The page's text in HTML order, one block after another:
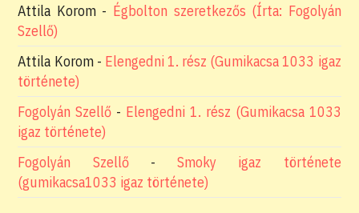
Attila Korom- Égbolton szeretkezős (Írta: Fogolyán
Szellő)
Attila Korom- Elengedni 1. rész (Gumikacsa 1033 igaz
története)
Fogolyán Szellő - Elengedni 1. rész (Gumikacsa 1033
igaz története)
Fogolyán Szellő-Smoky igaz története
(gumikacsa1033 igaz története)